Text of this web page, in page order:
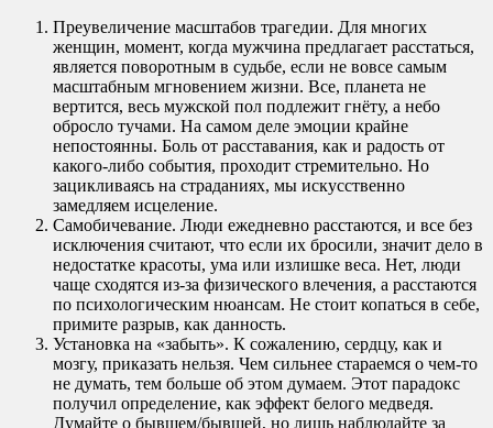
Преувеличение масштабов трагедии. Для многих
женщин, момент, когда мужчина предлагает расстаться,
является поворотным в судьбе, если не вовсе самым
масштабным мгновением жизни. Все, планета не
вертится, весь мужской пол подлежит гнёту, а небо
обросло тучами. На самом деле эмоции крайне
непостоянны. Боль от расставания, как и радость от
какого-либо события, проходит стремительно. Но
зацикливаясь на страданиях, мы искусственно
замедляем исцеление.
Самобичевание. Люди ежедневно расстаются, и все без
исключения считают, что если их бросили, значит дело в
недостатке красоты, ума или излишке веса. Нет, люди
чаще сходятся из-за физического влечения, а расстаются
по психологическим нюансам. Не стоит копаться в себе,
примите разрыв, как данность.
Установка на «забыть». К сожалению, сердцу, как и
мозгу, приказать нельзя. Чем сильнее стараемся о чем-то
не думать, тем больше об этом думаем. Этот парадокс
получил определение, как эффект белого медведя.
Думайте о бывшем/бывшей, но лишь наблюдайте за